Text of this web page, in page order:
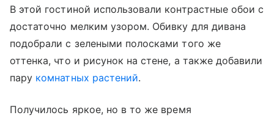
В этой гостиной использовали контрастные обои с
достаточно мелким узором. Обивку для дивана
подобрали с зелеными полосками того же
оттенка, что и рисунок на стене, а также добавили
пару комнатных растений.
Получилось яркое, но в то же время